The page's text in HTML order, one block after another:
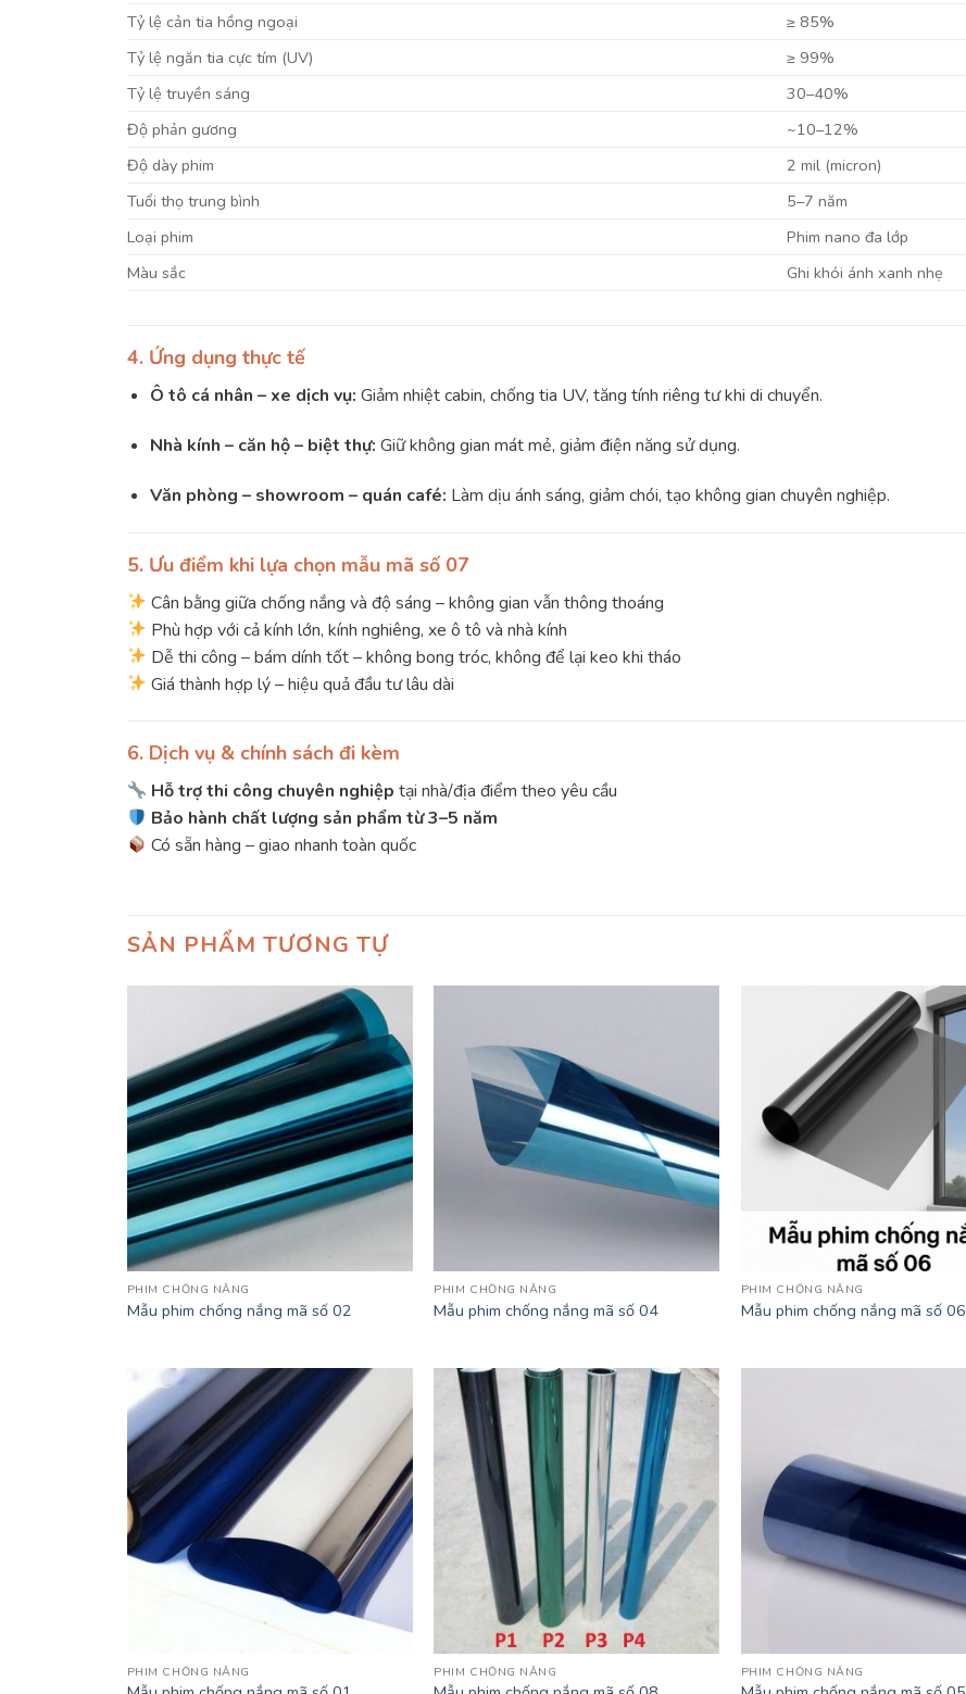
Tỷ lệ cản tia hồng ngoại
≥ 85%
Tỷ lệ ngăn tia cực tím (UV)
≥ 99%
Tỷ lệ truyền sáng
30–40%
Độ phản gương
~10–12%
Độ dày phim
2 mil (micron)
Tuổi thọ trung bình
5–7 năm
Loại phim
Phim nano đa lớp
Màu sắc
Ghi khói ánh xanh nhẹ
4. Ứng dụng thực tế
Ô tô cá nhân – xe dịch vụ: Giảm nhiệt cabin, chống tia UV, tăng tính riêng tư khi di chuyển.
Nhà kính – căn hộ – biệt thự: Giữ không gian mát mẻ, giảm điện năng sử dụng.
Văn phòng – showroom – quán café: Làm dịu ánh sáng, giảm chói, tạo không gian chuyên nghiệp.
5. Ưu điểm khi lựa chọn mẫu mã số 07
Cân bằng giữa chống nắng và độ sáng – không gian vẫn thông thoáng
Phù hợp với cả kính lớn, kính nghiêng, xe ô tô và nhà kính
Dễ thi công – bám dính tốt – không bong tróc, không để lại keo khi tháo
Giá thành hợp lý – hiệu quả đầu tư lâu dài
6. Dịch vụ & chính sách đi kèm
Hỗ trợ thi công chuyên nghiệp tại nhà/địa điểm theo yêu cầu
Bảo hành chất lượng sản phẩm từ 3–5 năm
Có sẵn hàng – giao nhanh toàn quốc
SẢN PHẨM TƯƠNG TỰ
PHIM CHỐNG NẮNG
Mẫu phim chống nắng mã số 02
PHIM CHỐNG NẮNG
Mẫu phim chống nắng mã số 04
PHIM CHỐNG NẮNG
Mẫu phim chống nắng mã số 06
PHIM CHỐNG NẮNG PHIM CHỐNG NẮNG PHIM CHỐNG NẮNG